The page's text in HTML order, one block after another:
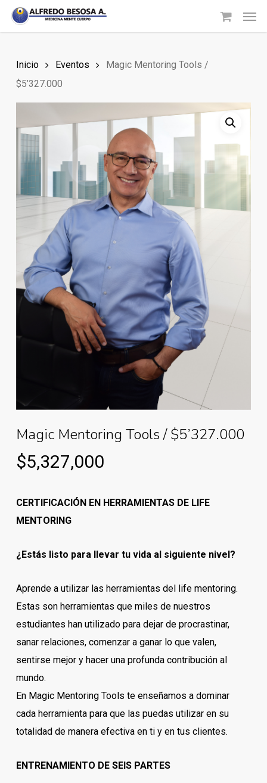
Skip
content
Inicio Eventos
Magic Mentoring Tools /
$5’327.000
Magic Mentoring Tools / $5’327.000
$5,327,000
CERTIFICACIÓN EN HERRAMIENTAS DE LIFE
MENTORING
¿Estás listo para llevar tu vida al siguiente nivel?
Aprende a utilizar las herramientas del life mentoring.
Estas son herramientas que miles de nuestros
estudiantes han utilizado para dejar de procrastinar,
sanar relaciones, comenzar a ganar lo que valen,
sentirse mejor y hacer una profunda contribución al
mundo.
En Magic Mentoring Tools te enseñamos a dominar
cada herramienta para que las puedas utilizar en su
totalidad de manera efectiva en ti y en tus clientes.
ENTRENAMIENTO DE SEIS PARTES